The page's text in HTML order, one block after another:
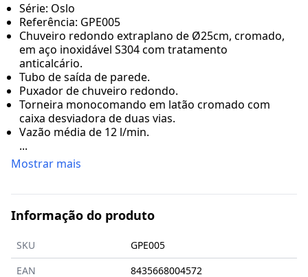
Série: Oslo
Referência: GPE005
Chuveiro redondo extraplano de Ø25cm, cromado,
em aço inoxidável S304 com tratamento
anticalcário.
Tubo de saída de parede.
Puxador de chuveiro redondo.
Torneira monocomando em latão cromado com
caixa desviadora de duas vias.
Vazão média de 12 l/min.
...
Mostrar mais
Informação do produto
SKU
GPE005
EAN
8435668004572